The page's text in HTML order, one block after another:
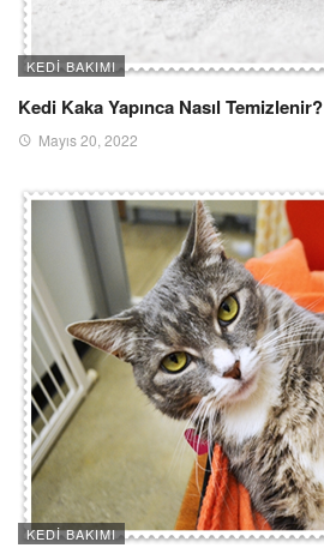
KEDI BAKIMI
Kedi Kaka Yapınca Nasıl Temizlenir?
Mayıs 20, 2022
KEDI BAKIMI